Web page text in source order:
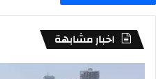
اخبار مشابهة